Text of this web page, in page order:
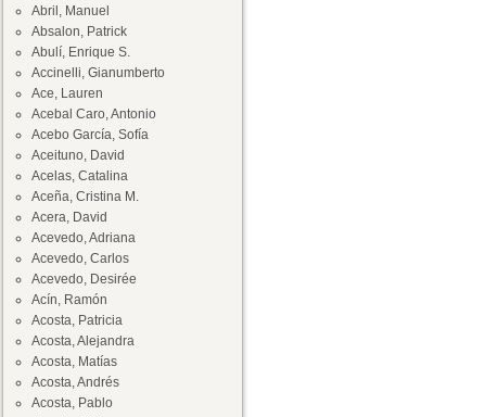
Abril, Manuel
Absalon, Patrick
Abulí, Enrique S.
Accinelli, Gianumberto
Ace, Lauren
Acebal Caro, Antonio
Acebo García, Sofía
Aceituno, David
Acelas, Catalina
Aceña, Cristina M.
Acera, David
Acevedo, Adriana
Acevedo, Carlos
Acevedo, Desirée
Acín, Ramón
Acosta, Patricia
Acosta, Alejandra
Acosta, Matías
Acosta, Andrés
Acosta, Pablo